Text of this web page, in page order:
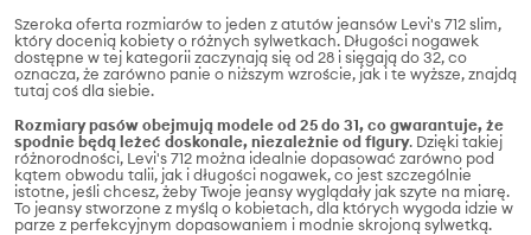
Szeroka oferta rozmiarów to jeden z atutów jeansów Levi's 712 slim,
który docenią kobiety o różnych sylwetkach. Długości nogawek
dostępne w tej kategorii zaczynają się od 28 i sięgają do 32, co
oznacza, że zarówno panie o niższym wzroście, jak i te wyższe, znajdą
tutaj coś dla siebie.
Rozmiary pasów obejmują modele od 25 do 31, co gwarantuje, że
spodnie będą leżeć doskonale, niezależnie od figury. Dzięki takiej
różnorodności, Levi's 712 można idealnie dopasować zarówno pod
kątem obwodu talii, jak i długości nogawek, co jest szczególnie
istotne, jeśli chcesz, żeby Twoje jeansy wyglądały jak szyte na miarę.
To jeansy stworzone z myślą o kobietach, dla których wygoda idzie w
parze z perfekcyjnym dopasowaniem i modnie skrojoną sylwetką.